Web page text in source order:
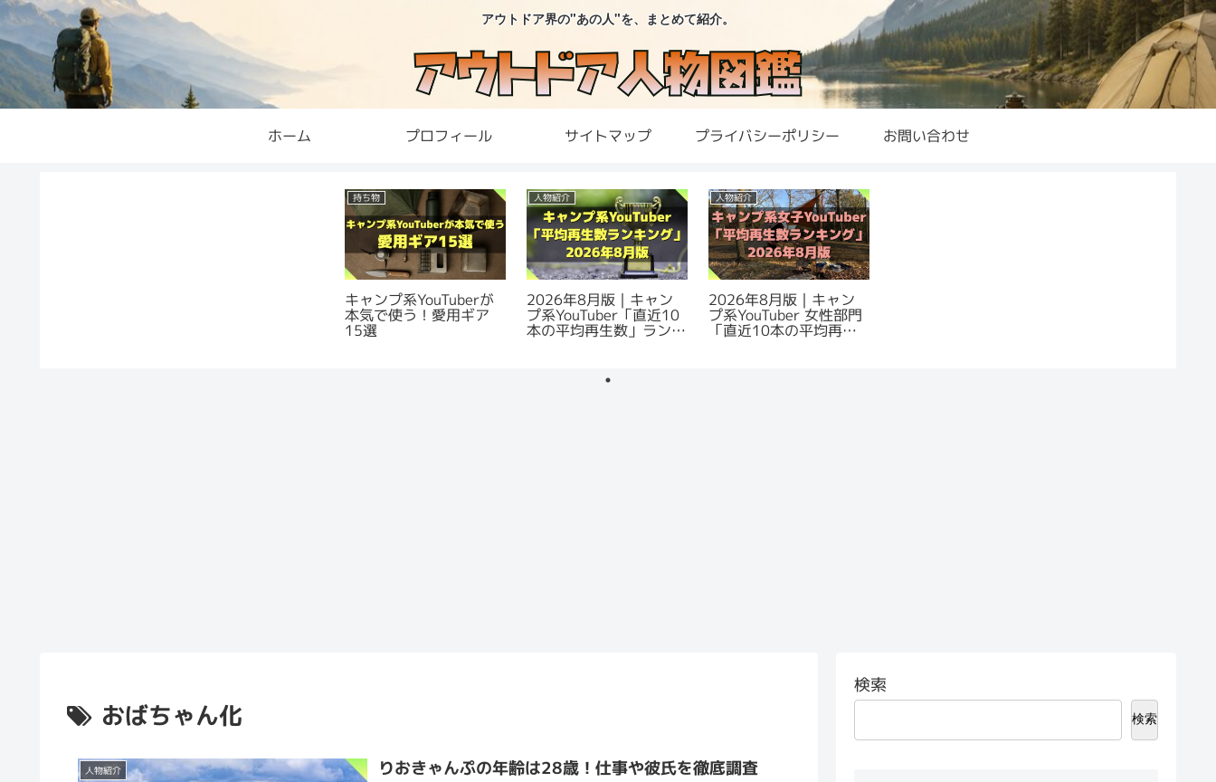
アウトドア界の"あの人"を、まとめて紹介。
ホーム プロフィール サイトマップ プライバシーポリシー お問い合わせ
持ち物
キャンプ系YouTuberが
本気で使う！愛用ギア
15選
人物紹介
2026年8月版｜キャン
プ系YouTuber「直近10
本の平均再生数」ランキ
人物紹介
2026年8月版｜キャン
プ系YouTuber 女性部門
「直近10本の平均再生
おばちゃん化
人物紹介 りおきゃんぷの年齢は28歳！仕事や彼氏を徹底調査
検索
検索